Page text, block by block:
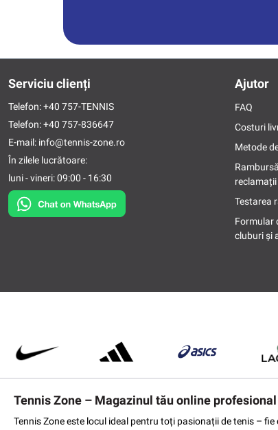
Serviciu clienți
Telefon:+40 757-TENNIS
Telefon:+40 757-836647
E-mail: info@tennis-zone.ro
În zilele lucrătoare:
luni - vineri: 09:00 - 16:30
Ajutor
FAQ
Costuri
Metode
reclamații
Testarea
Formular
cluburi și
Tennis Zone – Magazinul tău online
Tennis Zone este locul ideal pentru toți pasionații de tenis –